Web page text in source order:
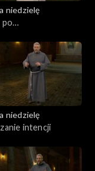
niedzielę
po
niedzielę
intencji